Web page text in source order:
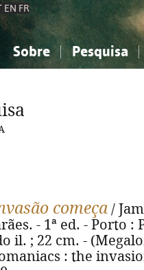
EN FR
Sobre Pesquisa
Ciências sociais...
Ciências sociais...
começa /
- 1ª ed. - Porto :
il. ; 22 cm. -
: the